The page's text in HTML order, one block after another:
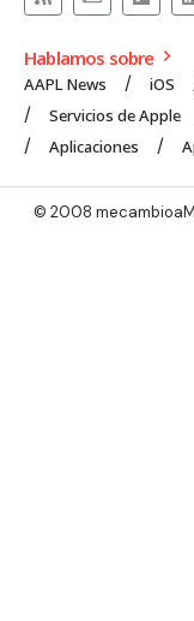
Hablamos sobre
AAPL News iOS
Servicios de Apple
Aplicaciones
© 2008